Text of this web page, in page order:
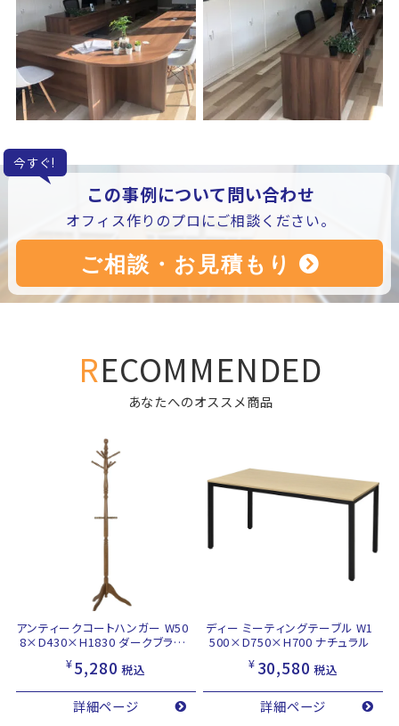
今すぐ!
この事例について問い合わせ
オフィス作りのプロにご相談ください。
RECOMMENDED
あなたへのオススメ商品
アンティークコートハンガー W50
8×D430×H1830 ダークブラウ
¥5,280 税込
詳細ページ
ディー ミーティングテーブル W1
500×D750×H700 ナチュラル
¥ 30,580 税込
詳細ページ